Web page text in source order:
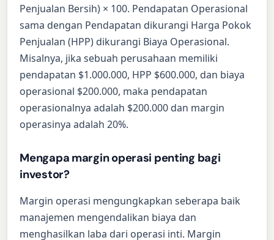
Penjualan Bersih) × 100. Pendapatan Operasional
sama dengan Pendapatan dikurangi Harga Pokok
Penjualan (HPP) dikurangi Biaya Operasional.
Misalnya, jika sebuah perusahaan memiliki
pendapatan $1.000.000, HPP $600.000, dan biaya
operasional $200.000, maka pendapatan
operasionalnya adalah $200.000 dan margin
operasinya adalah 20%.
Mengapa margin operasi penting bagi
investor?
Margin operasi mengungkapkan seberapa baik
manajemen mengendalikan biaya dan
menghasilkan laba dari operasi inti. Margin